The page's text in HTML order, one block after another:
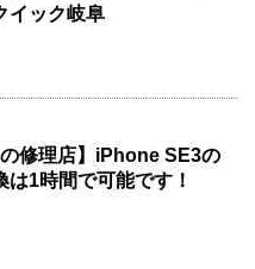
イック岐阜
の修理店】iPhone SE3の
は1時間で可能です！